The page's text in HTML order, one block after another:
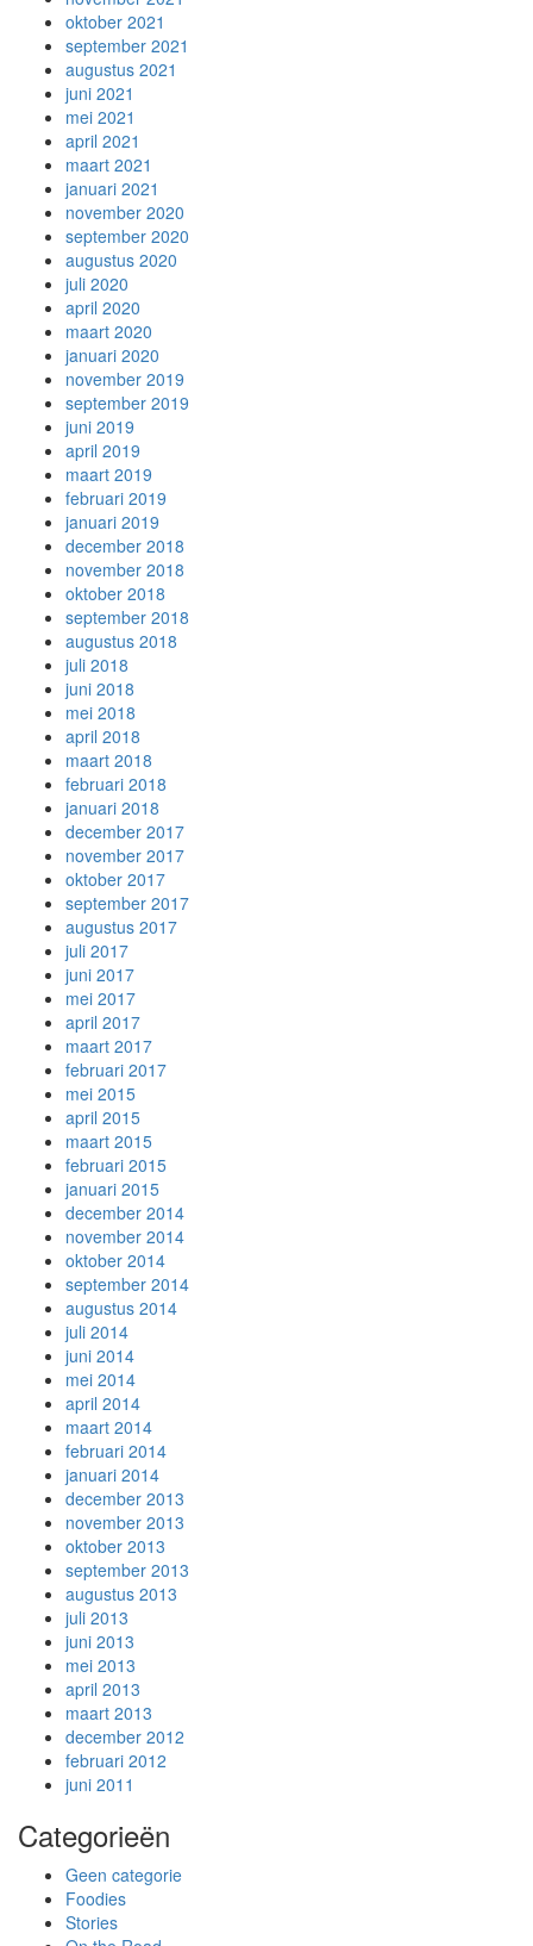
oktober 2021
september 2021
augustus 2021
juni 2021
mei 2021
april 2021
maart 2021
januari 2021
november 2020
september 2020
augustus 2020
juli 2020
april 2020
maart 2020
januari 2020
november 2019
september 2019
juni 2019
april 2019
maart 2019
februari 2019
januari 2019
december 2018
november 2018
oktober 2018
september 2018
augustus 2018
juli 2018
juni 2018
mei 2018
april 2018
maart 2018
februari 2018
januari 2018
december 2017
november 2017
oktober 2017
september 2017
augustus 2017
juli 2017
juni 2017
mei 2017
april 2017
maart 2017
februari 2017
mei 2015
april 2015
maart 2015
februari 2015
januari 2015
december 2014
november 2014
oktober 2014
september 2014
augustus 2014
juli 2014
juni 2014
mei 2014
april 2014
maart 2014
februari 2014
januari 2014
december 2013
november 2013
oktober 2013
september 2013
augustus 2013
juli 2013
juni 2013
mei 2013
april 2013
maart 2013
december 2012
februari 2012
juni 2011
Categorieën
Geen categorie
Foodies
Stories